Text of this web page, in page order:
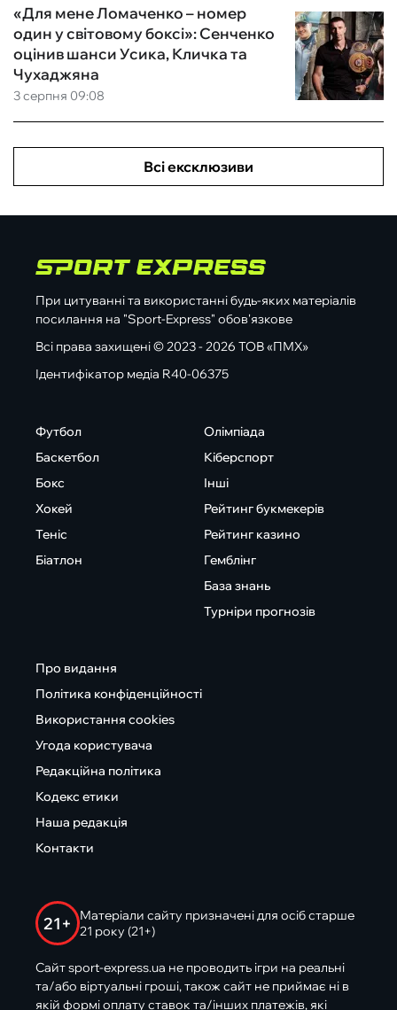
3 серпня 09:08
«Для мене Ломаченко – номер
один у світовому боксі»: Сенченко
оцінив шанси Усика, Кличка та
Чухаджяна
Всі ексклюзиви
При цитуванні та використанні будь-яких матеріалів
посилання на "Sport-Express" обов'язкове
Всі права захищені © 2023 - 2026 ТОВ «ПМХ»
Ідентифікатор медіа R40-06375
Футбол
Баскетбол
Бокс
Хокей
Теніс
Біатлон
Олімпіада
Кіберспорт
Інші
Рейтинг букмекерів
Рейтинг казино
Гемблінг
База знань
Турніри прогнозів
Про видання
Політика конфіденційності
Використання cookies
Угода користувача
Редакційна політика
Кодекс етики
Наша редакція
Контакти
21+
Матеріали сайту призначені для осіб старше
21 року (21+)
Сайт sport-express.ua не проводить ігри на реальні
та/або віртуальні гроші, також сайт не приймає ні в
якій формі оплату ставок та/інших платежів, які